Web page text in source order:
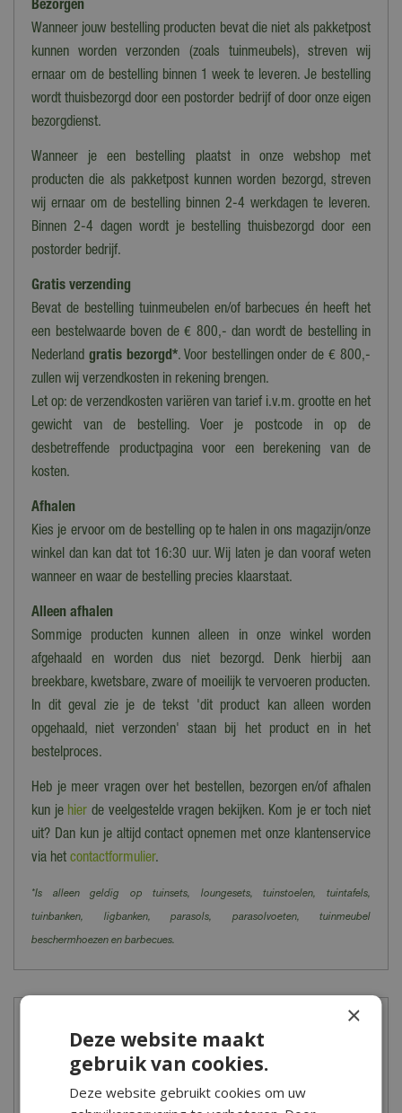
Thema
General Lemax
Bewegend
Geluid
Nee
Collectie
Lemax overig
Bezorgen
Wanneer jouw bestelling producten bevat die niet als pakketpost
kunnen worden verzonden (zoals tuinmeubels), streven wij
ernaar om de bestelling binnen 1 week te leveren. Je bestelling
wordt thuisbezorgd door een postorder bedrijf of door onze eigen
bezorgdienst.
Wanneer je een bestelling plaatst in onze webshop met
producten die als pakketpost kunnen worden bezorgd, streven
wij ernaar om de bestelling binnen 2-4 werkdagen te leveren.
Binnen 2-4 dagen wordt je bestelling thuisbezorgd door een
postorder bedrijf.
Gratis verzending
Bevat de bestelling tuinmeubelen en/of barbecues én heeft het
een bestelwaarde boven de € 800,- dan wordt de bestelling in
Nederland gratis bezorgd*. Voor bestellingen onder de € 800,-
zullen wij verzendkosten in rekening brengen.
Let op: de verzendkosten variëren van tarief i.v.m. grootte en het
gewicht van de bestelling. Voer je postcode in op de
desbetreffende productpagina voor een berekening van de
kosten.
Afhalen
Kies je ervoor om de bestelling op te halen in ons magazijn/onze
winkel dan kan dat tot 16:30 uur. Wij laten je dan vooraf weten
wanneer en waar de bestelling precies klaarstaat.
Alleen afhalen
Sommige producten kunnen alleen in onze winkel worden
afgehaald en worden dus niet bezorgd. Denk hierbij aan
breekbare, kwetsbare, zware of moeilijk te vervoeren producten.
In dit geval zie je de tekst 'dit product kan alleen worden
opgehaald, niet verzonden' staan bij het product en in het
bestelproces.
Heb je meer vragen over het bestellen, bezorgen en/of afhalen
kun je hier de veelgestelde vragen bekijken. Kom je er toch niet
uit? Dan kun je altijd contact opnemen met onze klantenservice
via het contactformulier.
*Is alleen geldig op tuinsets, loungesets, tuinstoelen, tuintafels,
tuinbanken, ligbanken, parasols, parasolvoeten, tuinmeubel
beschermhoezen en barbecues.
Meer informatie
Laat je betoveren in de wereld van kerstdorpen en kerstfiguren!
Bij Tuincentrum de Boet vind je de mooiste kersthuisjes, figuren,
×
Deze website maakt
gebruik van cookies.
Deze website gebruikt cookies om uw